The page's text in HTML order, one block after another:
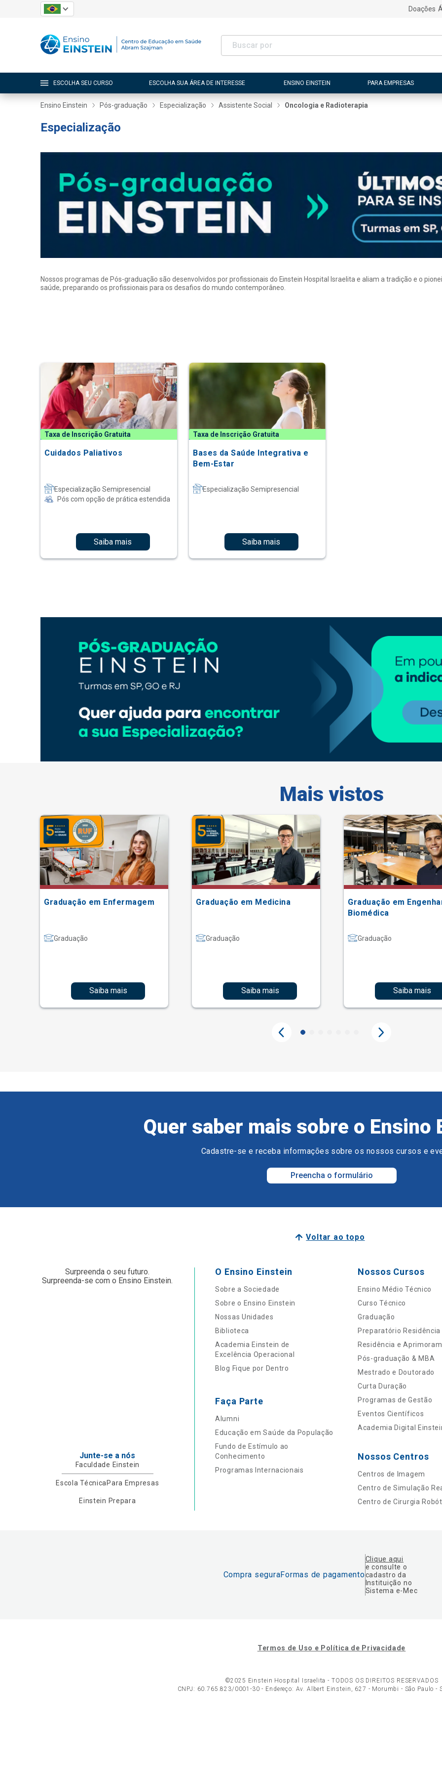
Doações
ESCOLHA SEU CURSO ESCOLHA SUA ÁREA DE INTERESSE ENSINO EINSTEIN PARA EMPRESAS
Ensino Einstein Pós-graduação Especialização Assistente Social Oncologia e Radioterapia
Especialização
Nossos programas de Pós-graduação são desenvolvidos por profissionais do Einstein Hospital Israelita e aliam a tradição e o
saúde, preparando os profissionais para os desafios do mundo contemporâneo.
Taxa de Inscrição Gratuita
Cuidados Paliativos
Especialização Semipresencial
Pós com opção de prática estendida
Saiba mais
Taxa de Inscrição Gratuita
Bases da Saúde Integrativa e
Bem-Estar
Especialização Semipresencial
Saiba mais
Mais vistos
Graduação em Enfermagem
Graduação
Saiba mais
Graduação em Medicina
Graduação
Saiba mais
Graduação em
Biomédica
Graduação
Saiba mais
Quer saber mais sobre o Ensino
Cadastre-se e receba informações sobre os nossos cursos e
Preencha o formulário
Voltar ao topo
Surpreenda o seu futuro.
Surpreenda-se com o Ensino Einstein.
Junte-se a nós
Faculdade Einstein
Escola TécnicaPara Empresas
Einstein Prepara
O Ensino Einstein
Sobre a Sociedade
Sobre o Ensino Einstein
Nossas Unidades
Biblioteca
Academia Einstein de
Excelência Operacional
Blog Fique por Dentro
Faça Parte
Alumni
Educação em Saúde da População
Fundo de Estímulo ao
Conhecimento
Programas Internacionais
Nossos Cursos
Ensino Médio Técnico
Curso Técnico
Graduação
Preparatório Residência
Residência e
Pós-graduação & MBA
Mestrado e Doutorado
Curta Duração
Programas de Gestão
Eventos Científicos
Academia Digital
Nossos Centros
Centros de Imagem
Centro de Simulação
Centro de Cirurgia
Compra seguraFormas de pagamento
Clique aqui
e consulte o
cadastro da
Instituição no
Sistema e-Mec
Termos de Uso e Política de Privacidade
©2025 Einstein Hospital Israelita - TODOS OS DIREITOS RESERVADOS
CNPJ: 60.765.823/0001-30 - Endereço: Av. Albert Einstein, 627 - Morumbi - São Paulo -